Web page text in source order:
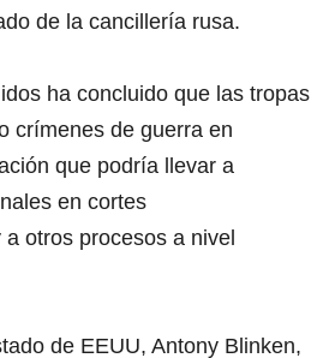
de la cancillería rusa.
ha concluido que las tropas
crímenes de guerra en
que podría llevar a
en cortes
otros procesos a nivel
de EEUU, Antony Blinken,